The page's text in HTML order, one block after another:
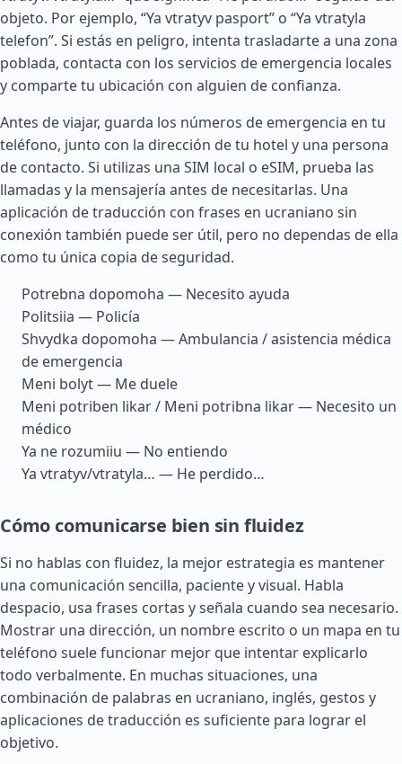
objeto. Por ejemplo, “Ya vtratyv pasport” o “Ya vtratyla
telefon”. Si estás en peligro, intenta trasladarte a una zona
poblada, contacta con los servicios de emergencia locales
y comparte tu ubicación con alguien de confianza.
Antes de viajar, guarda los números de emergencia en tu
teléfono, junto con la dirección de tu hotel y una persona
de contacto. Si utilizas una SIM local o eSIM, prueba las
llamadas y la mensajería antes de necesitarlas. Una
aplicación de traducción con frases en ucraniano sin
conexión también puede ser útil, pero no dependas de ella
como tu única copia de seguridad.
Potrebna dopomoha — Necesito ayuda
Politsiia — Policía
Shvydka dopomoha — Ambulancia / asistencia médica
de emergencia
Meni bolyt — Me duele
Meni potriben likar / Meni potribna likar — Necesito un
médico
Ya ne rozumiiu — No entiendo
Ya vtratyv/vtratyla… — He perdido…
Cómo comunicarse bien sin fluidez
Si no hablas con fluidez, la mejor estrategia es mantener
una comunicación sencilla, paciente y visual. Habla
despacio, usa frases cortas y señala cuando sea necesario.
Mostrar una dirección, un nombre escrito o un mapa en tu
teléfono suele funcionar mejor que intentar explicarlo
todo verbalmente. En muchas situaciones, una
combinación de palabras en ucraniano, inglés, gestos y
aplicaciones de traducción es suficiente para lograr el
objetivo.